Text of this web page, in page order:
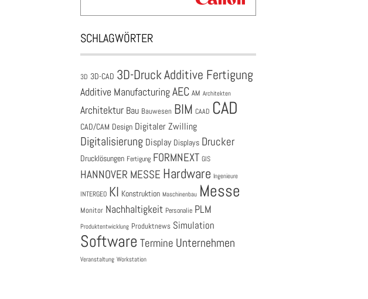
SCHLAGWÖRTER
3D 3D-CAD 3D-DruckAdditive Fertigung
Additive ManufacturingAEC AM Architekten
Architektur Bau Bauwesen BIM CAAD CAD
CAD/CAM Design Digitaler Zwilling
Digitalisierung Display Displays Drucker
Drucklösungen Fertigung FORMNEXT GIS
HANNOVER MESSE Hardware Ingenieure
INTERGEO KI Konstruktion Maschinenbau Messe
Monitor Nachhaltigkeit Personalie PLM
Produktentwicklung Produktnews Simulation
Software Termine Unternehmen
Veranstaltung Workstation